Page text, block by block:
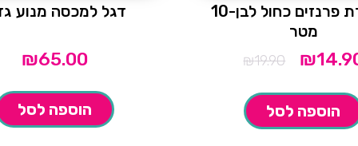
שרשרת פרנזים כחול לבן-10
מטר
₪19.90
המחיר
המקורי
₪19.90.
₪
הוספה לסל
דגל למכסה מנוע
₪65.00
הוספה לסל